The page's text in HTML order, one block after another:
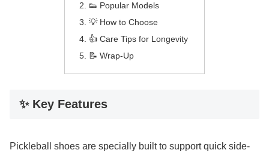
👟 Popular Models
💡 How to Choose
👍 Care Tips for Longevity
📝 Wrap-Up
✨ Key Features
Pickleball shoes are specially built to support quick side-